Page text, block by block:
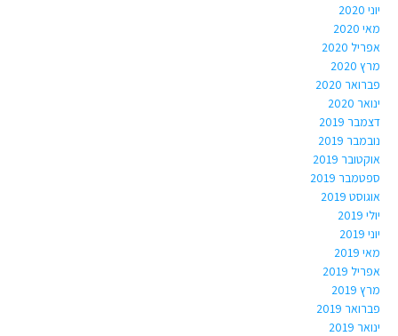
יוני 2020
מאי 2020
אפריל 2020
מרץ 2020
פברואר 2020
ינואר 2020
דצמבר 2019
נובמבר 2019
אוקטובר 2019
ספטמבר 2019
אוגוסט 2019
יולי 2019
יוני 2019
מאי 2019
אפריל 2019
מרץ 2019
פברואר 2019
ינואר 2019